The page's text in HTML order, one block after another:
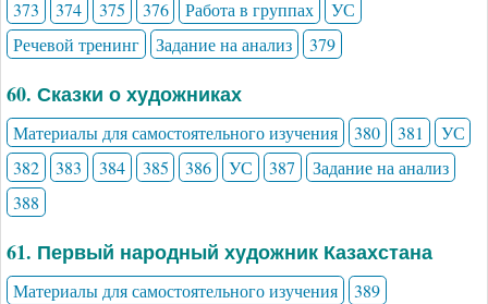
373 374 375 376 Работа в группах
УС
Речевой тренинг
Задание на анализ 379
60. Сказки о художниках
Материалы для самостоятельного изучения 380 381
УС
382
383 384 385 386 УС 387
Задание на анализ
388
61. Первый народный художник Казахстана
Материалы для самостоятельного изучения
389